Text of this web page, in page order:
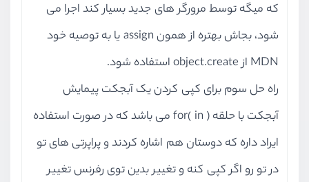
که میگه توسط مرورگر های جدید بسیار کند اجرا می
شود، بجاش بهتره از همون assign یا به توصیه خود
MDN از object.create استفاده شود.
راه حل سوم برای کپی کردن یک آبجکت پیمایش
آبجکت با حلقه for( in ) می باشد که در صورت استفاده
ایراد داره که دوستان هم اشاره کردند و پراپرتی های تو
در تو رو اگر کپی کنه و تغییر بدین توی رفرنس تغییر